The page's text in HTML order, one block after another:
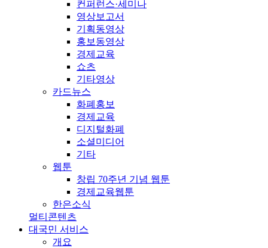
컨퍼런스·세미나
영상보고서
기획동영상
홍보동영상
경제교육
쇼츠
기타영상
카드뉴스
화폐홍보
경제교육
디지털화폐
소셜미디어
기타
웹툰
창립 70주년 기념 웹툰
경제교육웹툰
한은소식
멀티콘텐츠
대국민 서비스
개요